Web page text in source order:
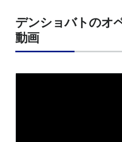
デンショバトのオ
動画